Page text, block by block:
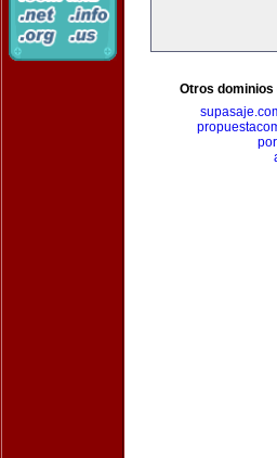
Otros dominios